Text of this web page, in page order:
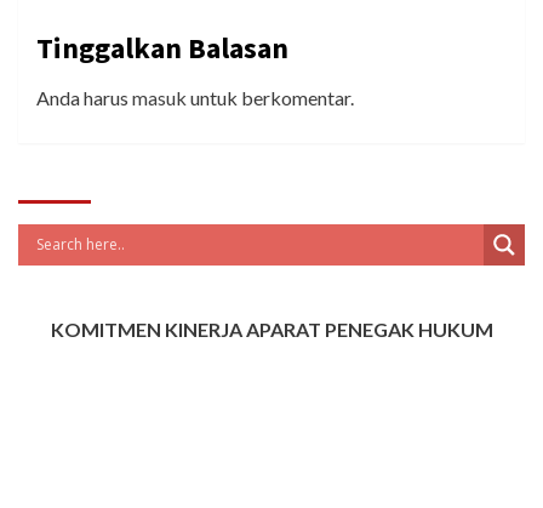
Tinggalkan Balasan
Anda harus masuk untuk berkomentar.
KOMITMEN KINERJA APARAT PENEGAK HUKUM